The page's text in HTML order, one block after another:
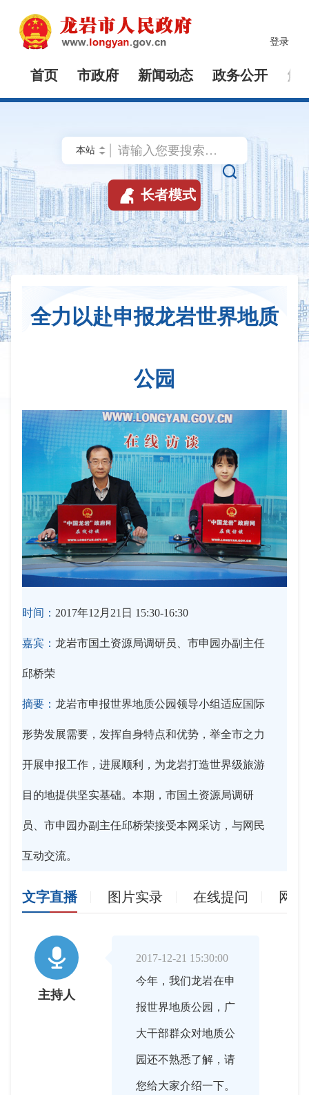
登录
首页 市政府 新闻动态 政务公开 解

 长者模式
全力以赴申报龙岩世界地质
公园
时间： 2017年12月21日 15:30-16:30
嘉宾： 龙岩市国土资源局调研员、市申园办副主任
邱桥荣
摘要： 龙岩市申报世界地质公园领导小组适应国际
形势发展需要，发挥自身特点和优势，举全市之力
开展申报工作，进展顺利，为龙岩打造世界级旅游
目的地提供坚实基础。本期，市国土资源局调研
员、市申园办副主任邱桥荣接受本网采访，与网民
互动交流。
文字直播 图片实录 在线提问 网

主持人
2017-12-21 15:30:00
今年，我们龙岩在申
报世界地质公园，广
大干部群众对地质公
园还不熟悉了解，请
您给大家介绍一下。